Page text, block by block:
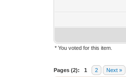
* You voted for this item.
Pages (2): 1 2 Next »
0 Vote(s) - 0 Average
1
2
3
4
5